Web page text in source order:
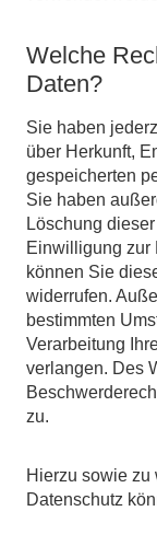
Welche
Daten?
Sie haben
über Herkunft,
gespeicherten
Sie haben
Löschung
Einwilligung zur
können Sie
widerrufen.
bestimmten
Verarbeitung
verlangen. Des
zu.
Hierzu sowie zu
Datenschutz